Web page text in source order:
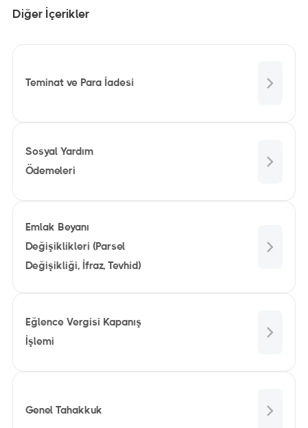
Diğer İçerikler
Teminat ve Para İadesi
Sosyal Yardım
Ödemeleri
Emlak Beyanı
Değişiklikleri (Parsel
Değişikliği, İfraz, Tevhid)
Eğlence Vergisi Kapanış
İşlemi
Genel Tahakkuk